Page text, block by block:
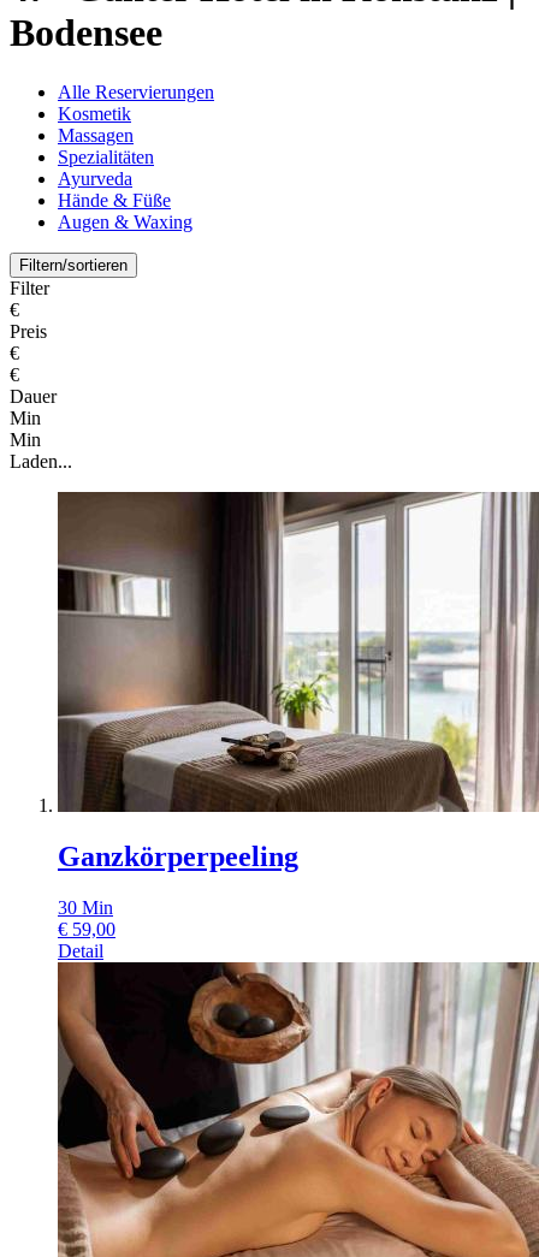
Bodensee
Alle Reservierungen
Kosmetik
Massagen
Spezialitäten
Ayurveda
Hände & Füße
Augen & Waxing
Filtern/sortieren
Filter
€
Preis
€
€
Dauer
Min
Min
Laden...
Ganzkörperpeeling
30 Min
€ 59,00
Detail